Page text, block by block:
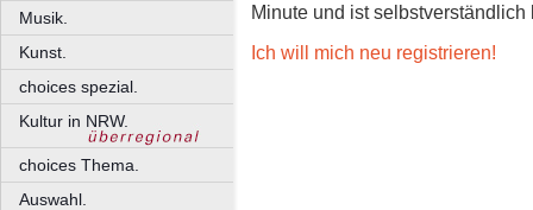
Musik.
Kunst.
choices spezial.
Kultur in NRW.
choices Thema.
Auswahl.
Minute und ist selbstverständlich
Ich will mich neu registrieren!